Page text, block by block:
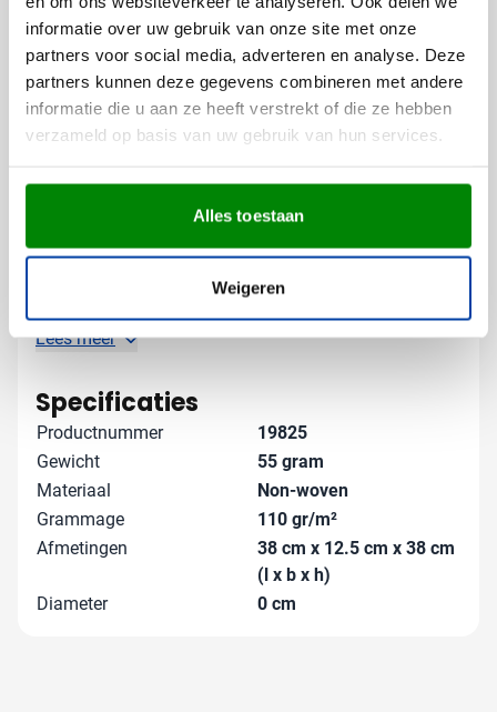
informatie over uw gebruik van onze site met onze
partners voor social media, adverteren en analyse. Deze
partners kunnen deze gegevens combineren met andere
informatie die u aan ze heeft verstrekt of die ze hebben
verzameld op basis van uw gebruik van hun services.
Alles toestaan
Weigeren
Door je logo of boodschap op deze tas te laten
bedrukken, creëer je een waardevol gebruiksvoorwerp
dat je merk bij elke boodschap onder de aandacht
brengt.
Gratis digitaal voorbeeld van je
bedrukte boodschappentas
Wil je zien hoe jouw logo eruitziet op de Natia
aan en weet precies wat je kunt verwachten. Grotere
aantallen nodig of specifieke wensen? Neem contact
voor een snelle levering van je bedrukte tassen.
Lees meer
Specificaties
Productnummer
19825
Gewicht
55 gram
Materiaal
Non-woven
Grammage
110 gr/m²
Afmetingen
38 cm x 12.5 cm x 38 cm
(l x b x h)
Diameter
0 cm